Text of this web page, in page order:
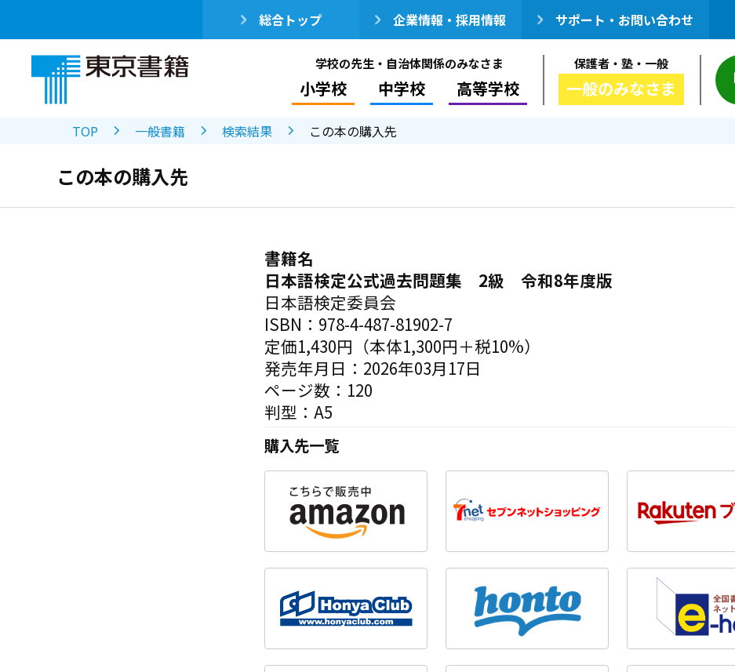
総合トップ 企業情報・採用情報 サポート・お問い合わせ
学校の先生・自治体関係のみなさま
小学校 中学校 高等学校
保護者・塾・一般
一般のみなさま
TOP 一般書籍 検索結果 この本の購入先
この本の購入先
書籍名
日本語検定公式過去問題集 2級 令和8年度版
日本語検定委員会
ISBN：978-4-487-81902-7
定価1,430円（本体1,300円＋税10%）
発売年月日：2026年03月17日
ページ数：120
判型：A5
購入先一覧